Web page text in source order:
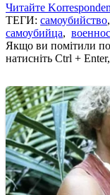
Читайте
ТЕГИ: самоубийство,
самоубийца,
Якщо ви помітили
натисніть Ctrl +